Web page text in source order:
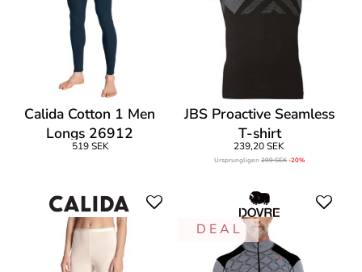
Calida Cotton 1 Men
Longs 26912
519 SEK
JBS Proactive Seamless
T-shirt
239,20 SEK
Ursprungligen299 SEK-20%
D E A L